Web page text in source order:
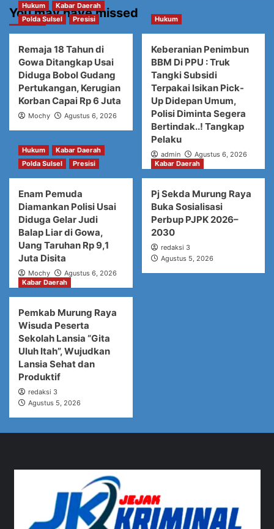
You may have missed
Hukum
Kabar Daerah
Polda Sulsel
Presisi
Remaja 18 Tahun di
Gowa Ditangkap Usai
Diduga Bobol Gudang
Pertukangan, Kerugian
Korban Capai Rp 6 Juta
Mochy Agustus 6, 2026
Hukum
Keberanian Penimbun
BBM Di PPU : Truk
Tangki Subsidi
Terpakai Isikan Pick-
Up Didepan Umum,
Polisi Diminta Segera
Bertindak..! Tangkap
Pelaku
admin Agustus 6, 2026
Hukum
Kabar Daerah
Polda Sulsel
Presisi
Enam Pemuda
Diamankan Polisi Usai
Diduga Gelar Judi
Balap Liar di Gowa,
Uang Taruhan Rp 9,1
Juta Disita
Mochy Agustus 6, 2026
Kabar Daerah
Pj Sekda Murung Raya
Buka Sosialisasi
Perbup PJPK 2026–
2030
redaksi 3
Agustus 5, 2026
Kabar Daerah
Pemkab Murung Raya
Wisuda Peserta
Sekolah Lansia “Gita
Uluh Itah”, Wujudkan
Lansia Sehat dan
Produktif
redaksi 3
Agustus 5, 2026